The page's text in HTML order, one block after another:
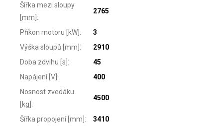
Šířka mezi sloupy
[mm]:
2765
Příkon motoru [kW]:
3
Výška sloupů [mm]:
2910
Doba zdvihu [s]:
45
Napájení [V]:
400
Nosnost zvedáku
[kg]:
4500
Šířka propojení [mm]:
3410